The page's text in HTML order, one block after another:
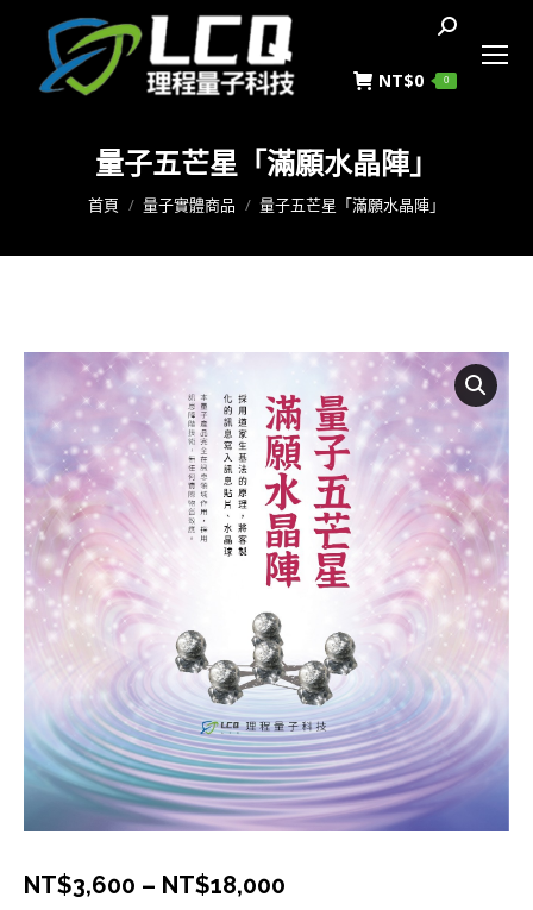
搜
NT$0 0
量子五芒星「滿願水晶陣」
您在這裡：
首頁 量子實體商品 量子五芒星「滿願水晶陣」
NT$3,600 – NT$18,000